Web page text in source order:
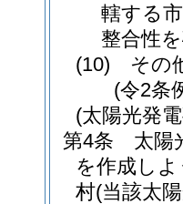
轄する
整合性
(10)
その
(令2条
(太陽光発
第4条
太陽
を作成し
村(当該太